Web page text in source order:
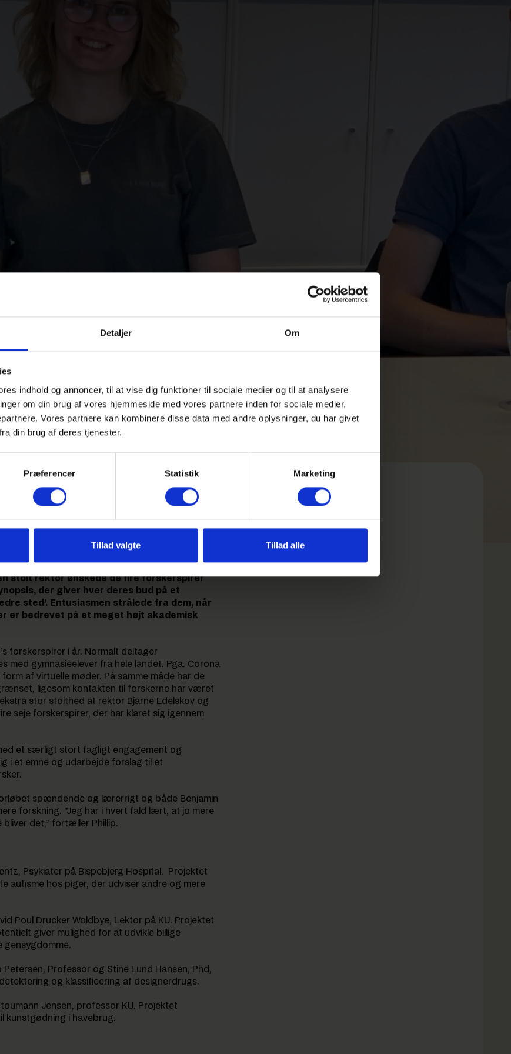
Detaljer Om
indhold og annoncer, til at vise dig funktioner til sociale medier og til at analysere
om din brug af vores hjemmeside med vores partnere inden for sociale medier,
Vores partnere kan kombinere disse data med andre oplysninger, du har givet
din brug af deres tjenester.
Præferencer Statistik Marketing
Tillad valgte Tillad alle
springer ud på GHG
desværre forhindret i at deltage.
stolt rektor ønskede de fire forskerspirer
der giver hver deres bud på et
sted’. Entusiasmen strålede fra dem, når
er bedrevet på et meget højt akademisk
forskerspirer i år. Normalt deltager
med gymnasieelever fra hele landet. Pga. Corona
af virtuelle møder. På samme måde har de
ligesom kontakten til forskerne har været
stor stolthed at rektor Bjarne Edelskov og
seje forskerspirer, der har klaret sig igennem
et særligt stort fagligt engagement og
i et emne og udarbejde forslag til et
spændende og lærerrigt og både Benjamin
forskning. ”Jeg har i hvert fald lært, at jo mere
det,” fortæller Phillip.
Psykiater på Bispebjerg Hospital. Projektet
autisme hos piger, der udviser andre og mere
Poul Drucker Woldbye, Lektor på KU. Projektet
giver mulighed for at udvikle billige
gensygdomme.
Petersen, Professor og Stine Lund Hansen, Phd,
og klassificering af designerdrugs.
Jensen, professor KU. Projektet
kunstgødning i havebrug.